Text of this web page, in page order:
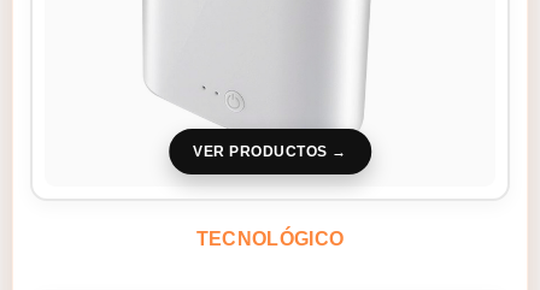
VER PRODUCTOS
TECNOLÓGICO